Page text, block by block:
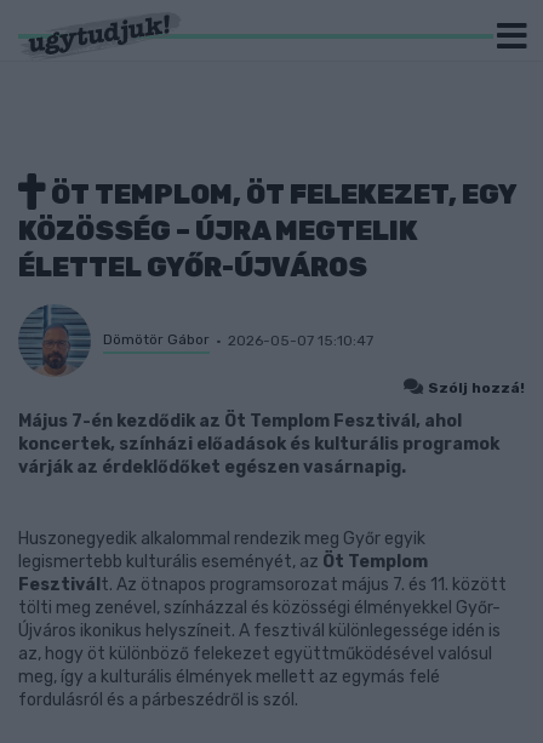
ÖT TEMPLOM, ÖT FELEKEZET, EGY
KÖZÖSSÉG – ÚJRA MEGTELIK
ÉLETTEL GYŐR-ÚJVÁROS
Dömötör Gábor 2026-05-07 15:10:47
Szólj hozzá!
Május 7-én kezdődik az Öt Templom Fesztivál, ahol
koncertek, színházi előadások és kulturális programok
várják az érdeklődőket egészen vasárnapig.
Huszonegyedik alkalommal rendezik meg Győr egyik
legismertebb kulturális eseményét, az Öt Templom
Fesztivál t. Az ötnapos programsorozat május 7. és 11. között
tölti meg zenével, színházzal és közösségi élményekkel Győr-
Újváros ikonikus helyszíneit. A fesztivál különlegessége idén is
az, hogy öt különböző felekezet együttműködésével valósul
meg, így a kulturális élmények mellett az egymás felé
fordulásról és a párbeszédről is szól.